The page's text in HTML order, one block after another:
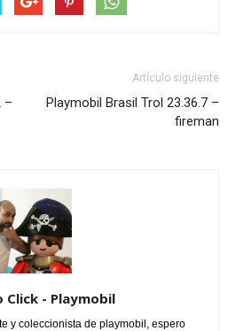
–
Artículo siguiente
Playmobil Brasil Trol 23.36.7 –
fireman
Click - Playmobil
y coleccionista de playmobil, espero